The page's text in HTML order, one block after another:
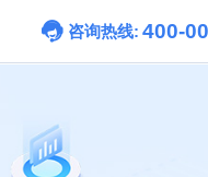
咨询热线: 400-